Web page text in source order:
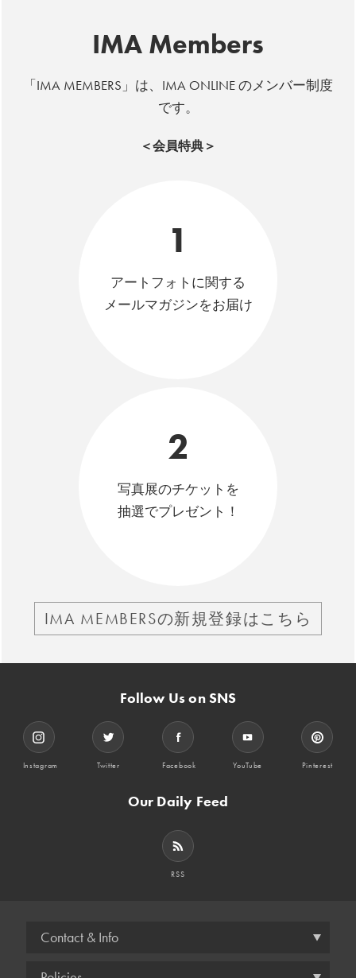
IMA Members
「IMA MEMBERS」は、IMA ONLINE のメンバー制度
です。
＜会員特典＞
1
アートフォトに関する
メールマガジンをお届け
2
写真展のチケットを
抽選でプレゼント！
IMA MEMBERSの新規登録はこちら
Follow Us on SNS
Instagram Twitter Facebook YouTube Pinterest
Our Daily Feed
RSS
Contact & Info